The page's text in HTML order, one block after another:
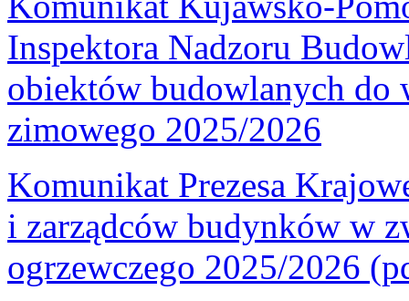
Inspektora Nadzoru
obiektów budowlanych do
zimowego 2025/2026
Komunikat Prezesa
i zarządców budynków w
ogrzewczego 2025/2026